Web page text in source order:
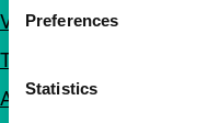
Preferences
Statistics
Veelgestelde vragen
Toegankelijkheid
Adverteren